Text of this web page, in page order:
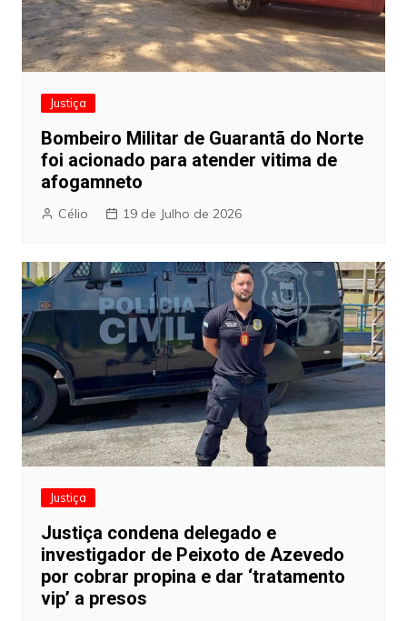
Justiça
Bombeiro Militar de Guarantã do Norte
foi acionado para atender vitima de
afogamneto
Célio 19 de Julho de 2026
Justiça
Justiça condena delegado e
investigador de Peixoto de Azevedo
por cobrar propina e dar ‘tratamento
vip’ a presos